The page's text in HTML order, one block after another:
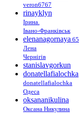
veron6767
rinayklyn
Ірина.
Івано-Франківськ
elenanagornaya 65
Лена
Чернігів
stanislavgorkun
donatellafialochka
donatellafialochka
Одеса
oksananikulina
Оксана Никулина